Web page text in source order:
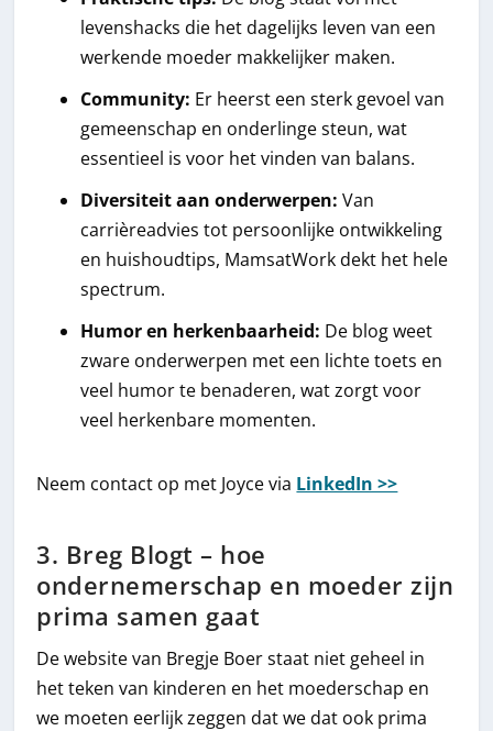
levenshacks die het dagelijks leven van een
werkende moeder makkelijker maken.
Community: Er heerst een sterk gevoel van
gemeenschap en onderlinge steun, wat
essentieel is voor het vinden van balans.
Diversiteit aan onderwerpen: Van
carrièreadvies tot persoonlijke ontwikkeling
en huishoudtips, MamsatWork dekt het hele
spectrum.
Humor en herkenbaarheid: De blog weet
zware onderwerpen met een lichte toets en
veel humor te benaderen, wat zorgt voor
veel herkenbare momenten.
Neem contact op met Joyce via LinkedIn >>
3. Breg Blogt – hoe
ondernemerschap en moeder zijn
prima samen gaat
De website van Bregje Boer staat niet geheel in
het teken van kinderen en het moederschap en
we moeten eerlijk zeggen dat we dat ook prima